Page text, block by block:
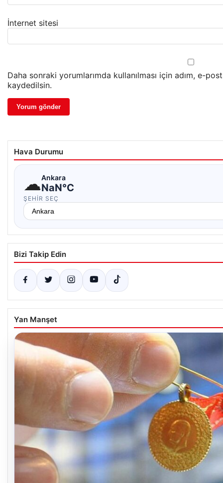
İnternet sitesi
Daha sonraki yorumlarımda kullanılması için adım, e-
kaydedilsin.
Hava Durumu
☁Ankara
NaN°C
ŞEHIR SEÇ
Bizi Takip Edin
Yan Manşet